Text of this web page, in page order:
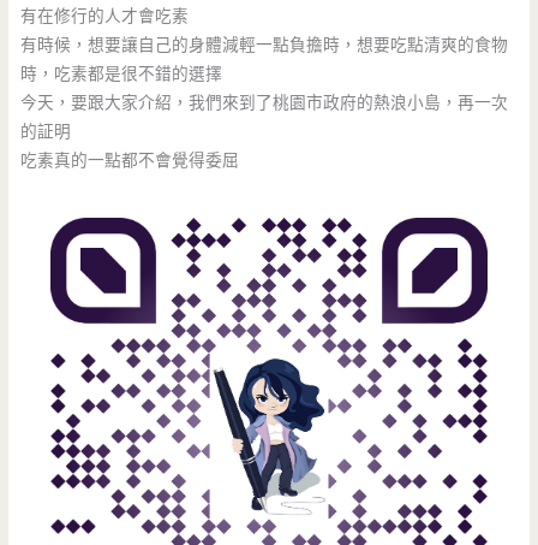
有在修行的人才會吃素
有時候，想要讓自己的身體減輕一點負擔時，想要吃點清爽的食物
時，吃素都是很不錯的選擇
今天，要跟大家介紹，我們來到了桃園市政府的熱浪小島，再一次
的証明
吃素真的一點都不會覺得委屈